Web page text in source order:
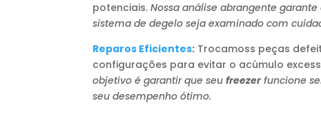
potenciais.Nossa análise abrangente
sistema de degelo seja examinado com
Reparos Eficientes: Trocamoss peças
configurações para evitar o acúmulo
objetivo é garantir que seufreezerfuncione
seu desempenho ótimo.